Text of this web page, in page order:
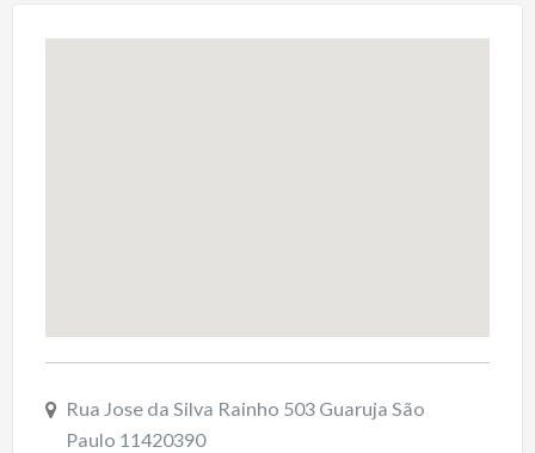
Rua Jose da Silva Rainho 503 Guaruja São
Paulo 11420390